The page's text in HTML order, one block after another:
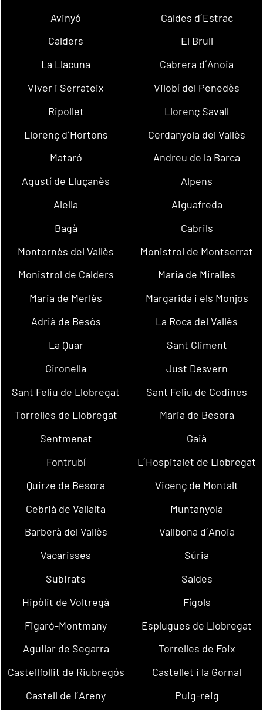
Avinyó
Caldes d´Estrac
Calders
El Brull
La Llacuna
Cabrera d´Anoia
Viver i Serrateix
Vilobí del Penedès
Ripollet
Llorenç Savall
Llorenç d´Hortons
Cerdanyola del Vallès
Mataró
Andreu de la Barca
Agustí de Lluçanès
Alpens
Alella
Aiguafreda
Bagà
Cabrils
Montornès del Vallès
Monistrol de Montserrat
Monistrol de Calders
Maria de Miralles
Maria de Merlès
Margarida i els Monjos
Adrià de Besòs
La Roca del Vallès
La Quar
Sant Climent
Gironella
Just Desvern
Sant Feliu de Llobregat
Sant Feliu de Codines
Torrelles de Llobregat
Maria de Besora
Sentmenat
Gaià
Fontrubí
L´Hospitalet de Llobregat
Quirze de Besora
Vicenç de Montalt
Cebrià de Vallalta
Muntanyola
Barberà del Vallès
Vallbona d´Anoia
Vacarisses
Súria
Subirats
Saldes
Hipòlit de Voltregà
Fígols
Figaró-Montmany
Esplugues de Llobregat
Aguilar de Segarra
Torrelles de Foix
Castellfollit de Riubregós
Castellet i la Gornal
Castell de l´Areny
Puig-reig